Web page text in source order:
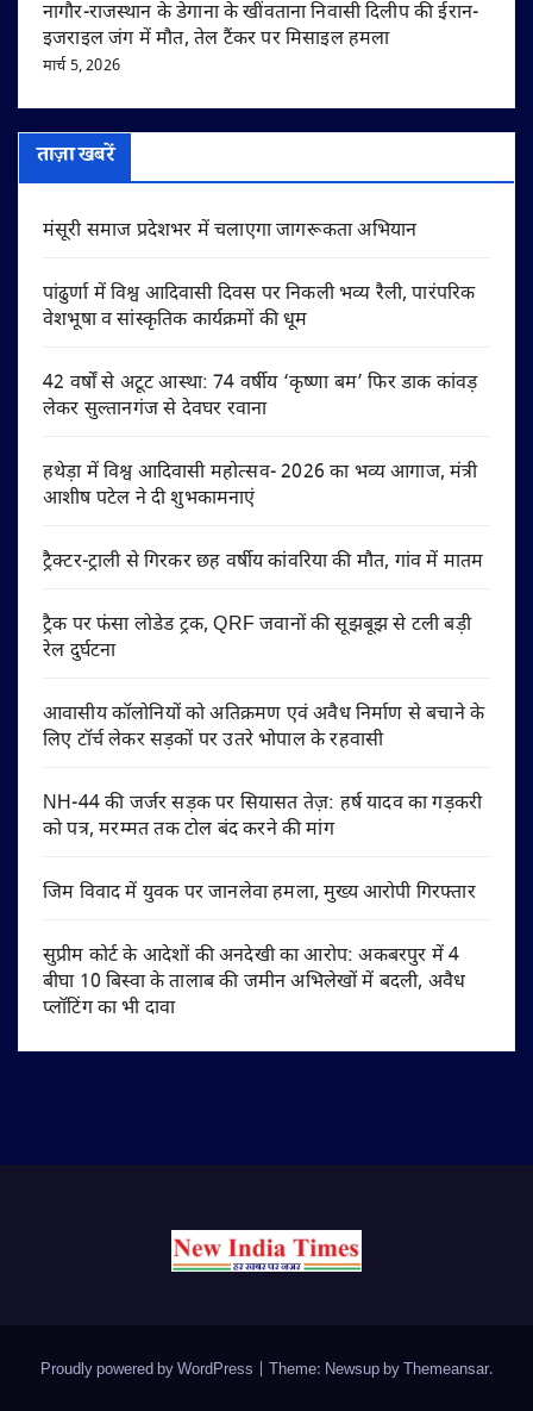
नागौर-राजस्थान के डेगाना के खींवताना निवासी दिलीप की ईरान-
इजराइल जंग में मौत, तेल टैंकर पर मिसाइल हमला
मार्च 5, 2026
ताज़ा खबरें
मंसूरी समाज प्रदेशभर में चलाएगा जागरूकता अभियान
पांढुर्णा में विश्व आदिवासी दिवस पर निकली भव्य रैली, पारंपरिक
वेशभूषा व सांस्कृतिक कार्यक्रमों की धूम
42 वर्षों से अटूट आस्था: 74 वर्षीय ‘कृष्णा बम’ फिर डाक कांवड़
लेकर सुल्तानगंज से देवघर रवाना
हथेड़ा में विश्व आदिवासी महोत्सव- 2026 का भव्य आगाज, मंत्री
आशीष पटेल ने दी शुभकामनाएं
ट्रैक्टर-ट्राली से गिरकर छह वर्षीय कांवरिया की मौत, गांव में मातम
ट्रैक पर फंसा लोडेड ट्रक, QRF जवानों की सूझबूझ से टली बड़ी
रेल दुर्घटना
आवासीय कॉलोनियों को अतिक्रमण एवं अवैध निर्माण से बचाने के
लिए टॉर्च लेकर सड़कों पर उतरे भोपाल के रहवासी
NH-44 की जर्जर सड़क पर सियासत तेज़: हर्ष यादव का गड़करी
को पत्र, मरम्मत तक टोल बंद करने की मांग
जिम विवाद में युवक पर जानलेवा हमला, मुख्य आरोपी गिरफ्तार
सुप्रीम कोर्ट के आदेशों की अनदेखी का आरोप: अकबरपुर में 4
बीघा 10 बिस्वा के तालाब की जमीन अभिलेखों में बदली, अवैध
प्लॉटिंग का भी दावा
Proudly powered by WordPress Theme: Newsup byThemeansar.